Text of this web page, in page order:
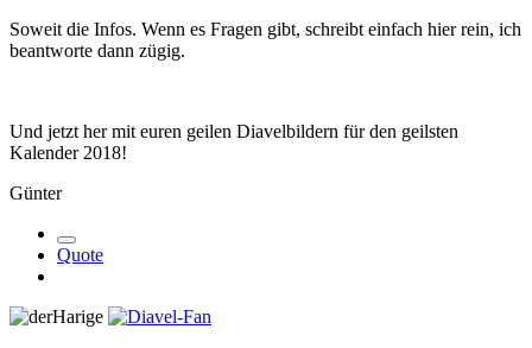
Soweit die Infos. Wenn es Fragen gibt, schreibt einfach hier rein, ich
beantworte dann zügig.
Und jetzt her mit euren geilen Diavelbildern für den geilsten
Kalender 2018!
Günter
Quote